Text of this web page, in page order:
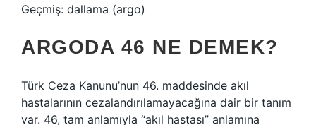
Geçmiş: dallama (argo)
ARGODA 46 NE DEMEK?
Türk Ceza Kanunu’nun 46. maddesinde akıl
hastalarının cezalandırılamayacağına dair bir tanım
var. 46, tam anlamıyla “akıl hastası” anlamına